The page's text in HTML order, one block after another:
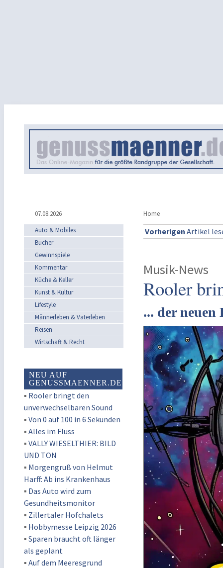
07.08.2026
Home
Auto & Mobiles
Bücher
Gewinnspiele
Kommentar
Küche & Keller
Kunst & Kultur
Lifestyle
Männerleben & Vaterleben
Reisen
Wirtschaft & Recht
NEU AUF
GENUSSMAENNER.DE
▪ Rooler bringt den
unverwechselbaren Sound
▪ Von 0 auf 100 in 6 Sekunden
▪ Alles im Fluss
▪ VALLY WIESELTHIER: BILD
UND TON
▪ Morgengruß von Helmut
Harff: Ab ins Krankenhaus
▪ Das Auto wird zum
Gesundheitsmonitor
▪ Zillertaler Hofchalets
▪ Hobbymesse Leipzig 2026
▪ Sparen braucht oft länger
als geplant
▪ Auf dem Meeresgrund
Vorherigen Artikel
Musik-News
Rooler
... der